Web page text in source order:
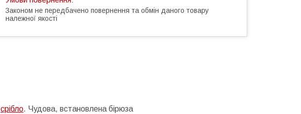
Законом не передбачено повернення та обмін даного товару
належної якості
срібло. Чудова, встановлена бірюза